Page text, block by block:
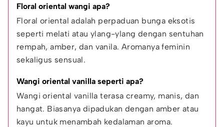
Floral oriental wangi apa?
Floral oriental adalah perpaduan bunga eksotis
seperti melati atau ylang-ylang dengan sentuhan
rempah, amber, dan vanila. Aromanya feminin
sekaligus sensual.
Wangi oriental vanilla seperti apa?
Wangi oriental vanilla terasa creamy, manis, dan
hangat. Biasanya dipadukan dengan amber atau
kayu untuk menambah kedalaman aroma.